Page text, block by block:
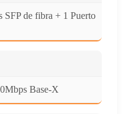
SFP de fibra + 1 Puerto
Base-X